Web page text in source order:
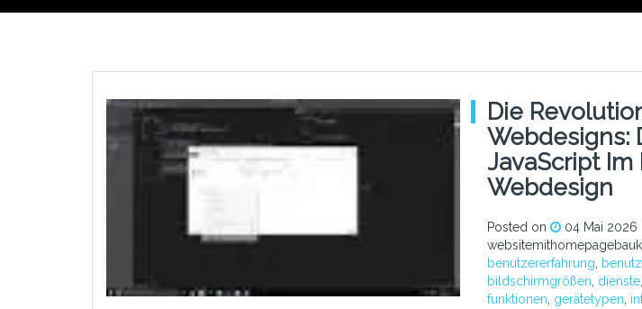
Die
Webdesigns:
JavaScript
Webdesign
Posted on 04 Mai 2026
benutzererfahrung
bildschirmgrößen dienste,
funktionen gerätetypen